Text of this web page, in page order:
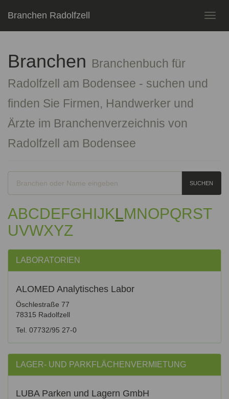
Branchen Radolfzell
Branchen Branchenbuch für
Radolfzell am Bodensee - suchen und
finden Sie Firmen, Handwerker und
Ärzte im Branchenverzeichnis von
Radolfzell am Bodensee
SUCHEN
ABCDEFGHIJKLMNOPQRST
UVWXYZ
LABORATORIEN
ALOMED Analytisches Labor
Öschlestraße 77
78315 Radolfzell
Tel. 07732/95 27-0
LAGER- UND PARKFLÄCHENVERMIETUNG
LUBA Parken und Lagern GmbH